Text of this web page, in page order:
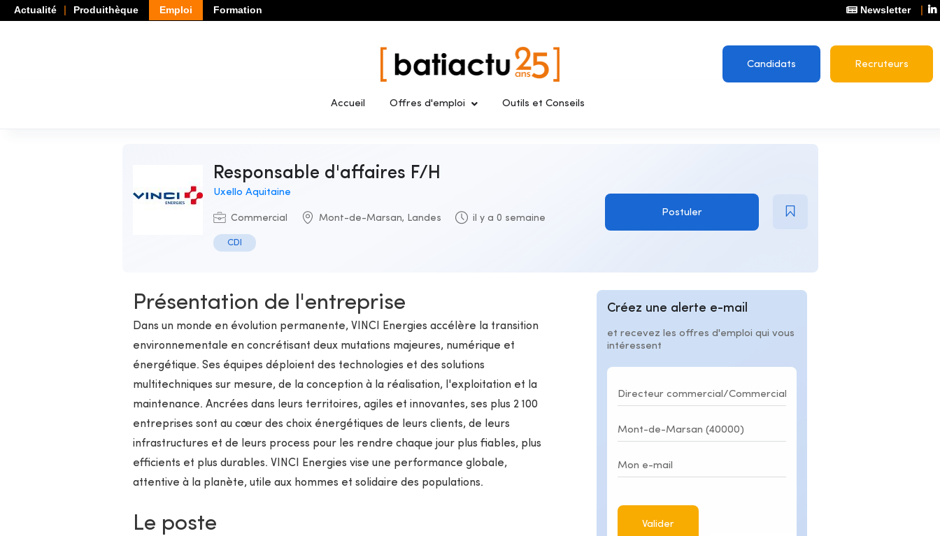
Actualité Produithèque Emploi Formation Newsletter
Candidats Recruteurs
Accueil Offres d'emploi Outils et Conseils
Responsable d'affaires F/H
Uxello Aquitaine
Commercial Mont-de-Marsan, Landes il y a 0 semaine
CDI
Postuler
Présentation de l'entreprise
Dans un monde en évolution permanente, VINCI Energies accélère la transition
environnementale en concrétisant deux mutations majeures, numérique et
énergétique. Ses équipes déploient des technologies et des solutions
multitechniques sur mesure, de la conception à la réalisation, l'exploitation et la
maintenance. Ancrées dans leurs territoires, agiles et innovantes, ses plus 2 100
entreprises sont au cœur des choix énergétiques de leurs clients, de leurs
infrastructures et de leurs process pour les rendre chaque jour plus fiables, plus
efficients et plus durables. VINCI Energies vise une performance globale,
attentive à la planète, utile aux hommes et solidaire des populations.
Le poste
Créez une alerte e-mail
et recevez les offres d'emploi qui vous
intéressent
Valider